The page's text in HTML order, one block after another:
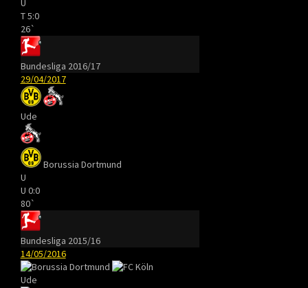
T5:0
26`
Bundesliga 2016/17
29/04/2017
Ude
Borussia Dortmund
U
U 0:0
80`
Bundesliga 2015/16
14/05/2016
Ude